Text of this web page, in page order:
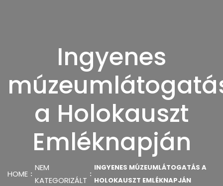
Ingyenes
a Holokauszt
Emléknapján
HOME
NEM
KATEGORIZÁLT
INGYENES MÚZEUMLÁTOGATÁS A
HOLOKAUSZT EMLÉKNAPJÁN